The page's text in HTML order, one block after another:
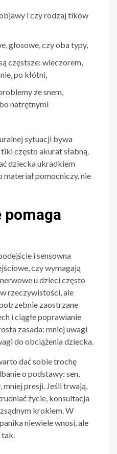
i czy rodzaj tików
głosowe, czy oba typy,
częstsze: wieczorem,
po kłótni,
ze snem,
natrętnymi
sytuacji bywa
często akurat słabną.
dziecka ukradkiem
materiał pomocniczy, nie
pomaga
i sensowna
czy wymagają
u dzieci często
rzeczywistości, ale
zaostrzane
i ciągłe poprawianie
zasada: mniej uwagi
do obciążenia dziecka.
dać sobie trochę
o podstawy: sen,
presji. Jeśli trwają,
życie, konsultacja
krokiem. W
niewiele wnosi, ale
tak.